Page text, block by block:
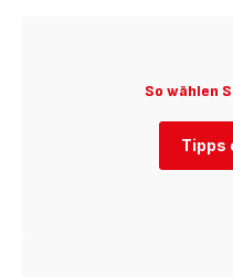
So wählen
Tipps